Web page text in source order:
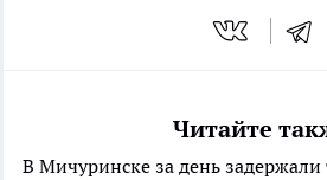
Читайте
В Мичуринске за день задержали